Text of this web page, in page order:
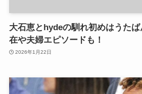
大石恵とhydeの馴れ初めはうた
在や夫婦エピソードも！
2026年1月22日